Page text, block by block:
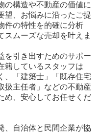
の構造や不動産の価値に
望、お悩みに沿ったご提
件の特性を的確に分析
スムーズな売却を叶えま
を引き出すためのサポー
籍しているスタッフは
、「建築⼠」「既存住宅
扱主任者」などの不動産
め、安心してお任せくだ
、自治体と民間企業が協